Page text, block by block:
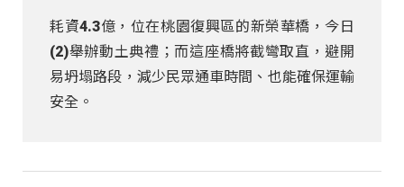
耗資4.3億，位在桃園復興區的新榮華橋，今日
(2)舉辦動土典禮；而這座橋將截彎取直，避開
易坍塌路段，減少民眾通車時間、也能確保運輸
安全。